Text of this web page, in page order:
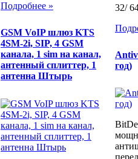
Подробнее »
GSM VoIP шлюз KTS
4SM-2i, SIP, 4 GSM
канала, 1 sim на канал,
антенный сплиттер, 1
антенна Штырь
32/
год)